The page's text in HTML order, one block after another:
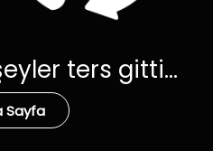
ters gitti...
Sayfa